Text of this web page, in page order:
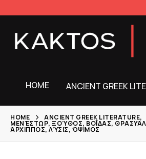
HOME ANCIENT GREEK
HOME ANCIENT GREEK LITERATURE,
ΜΕΝΈΣΤΩΡ, ΞΟΎΘΟΣ, ΒΟΪ́ΔΑΣ,
ΧΙΠΠΟΣ, ΛΎΣΙΣ, ΌΨΙΜΟΣ